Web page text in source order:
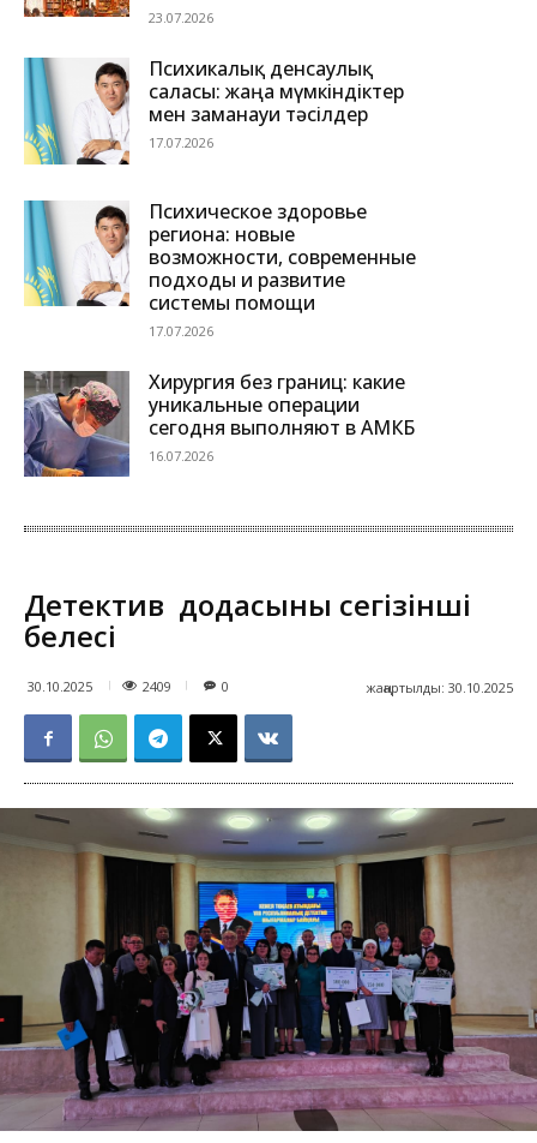
23.07.2026
Психикалық денсаулық
саласы: жаңа мүмкіндіктер
мен заманауи тәсілдер
17.07.2026
Психическое здоровье
региона: новые
возможности, современные
подходы и развитие
системы помощи
17.07.2026
Хирургия без границ: какие
уникальные операции
сегодня выполняют в АМКБ
16.07.2026